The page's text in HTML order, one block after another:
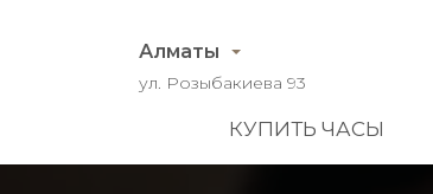
Алматы
ул. Розыбакиева 93
КУПИТЬ ЧАСЫ